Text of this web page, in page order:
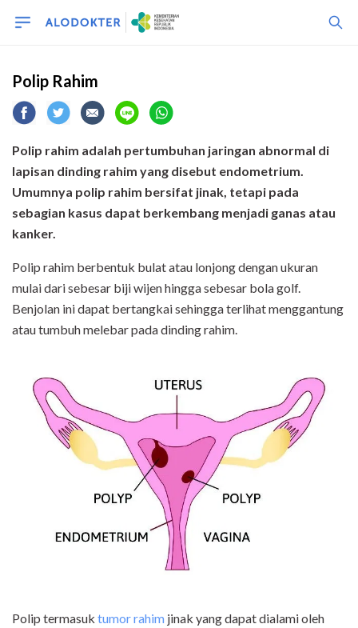
Polip Rahim
Polip rahim adalah pertumbuhan jaringan abnormal di
lapisan dinding rahim yang disebut endometrium.
Umumnya polip rahim bersifat jinak, tetapi pada
sebagian kasus dapat berkembang menjadi ganas atau
kanker.
Polip rahim berbentuk bulat atau lonjong dengan ukuran
mulai dari sebesar biji wijen hingga sebesar bola golf.
Benjolan ini dapat bertangkai sehingga terlihat menggantung
atau tumbuh melebar pada dinding rahim.
Polip termasuk tumor rahim jinak yang dapat dialami oleh